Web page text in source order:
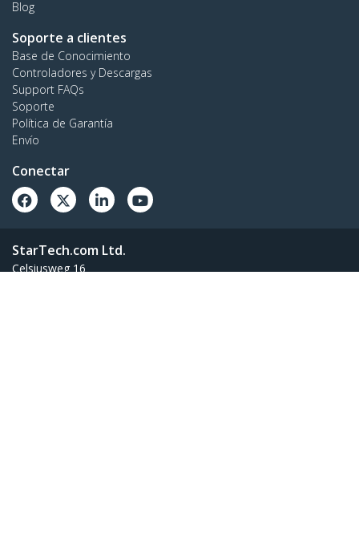
Blog
Soporte a clientes
Base de Conocimiento
Controladores y Descargas
Support FAQs
Soporte
Política de Garantía
Envío
Conectar
StarTech.com Ltd.
Celsiusweg 16